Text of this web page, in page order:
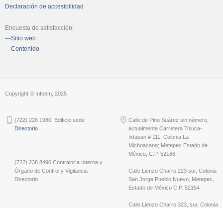
Declaración de accesibilidad
Encuesta de satisfacción:
---Sitio web
---Contenido
Copyright © Infoem, 2025
(722) 226 1980. Edificio sede
Directorio
(722) 238 8490 Contraloría Interna y
Órgano de Control y Vigilancia
Directorio
Calle de Pino Suárez sin número,
actualmente Carretera Toluca-
Ixtapan # 111, Colonia La
Michoacana; Metepec Estado de
México, C.P. 52166
Calle Lienzo Charro 223 sur, Colonia
San Jorge Pueblo Nuevo, Metepec,
Estado de México C.P. 52154
Calle Lienzo Charro 323, sur, Colonia